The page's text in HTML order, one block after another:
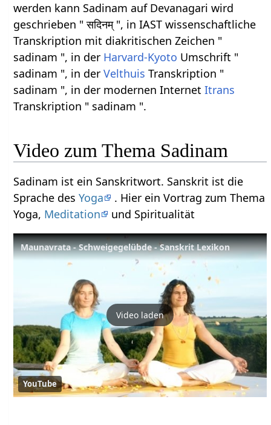
werden kann Sadinam auf Devanagari wird
geschrieben " सदिनम् ", in IAST wissenschaftliche
Transkription mit diakritischen Zeichen "
sadinam ", in der Harvard-Kyoto Umschrift "
sadinam ", in derVelthuis Transkription "
sadinam ", in der modernen InternetItrans
Transkription " sadinam ".
Video zum Thema Sadinam
Sadinam ist ein Sanskritwort. Sanskrit ist die
Sprache desYoga
. Hier ein Vortrag zum Thema
Yoga, Meditation und Spiritualität
Maunavrata - Schweigegelübde - Sanskrit Lexikon
Video laden
YouTube